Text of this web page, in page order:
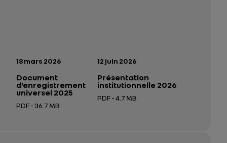
nouvel onglet
Date de publication:
18 mars 2026
Document
d’enregistrement
universel 2025
PDF - 36.7 MB
Date de publication:
12 juin 2026
Présentation
institutionnelle 2026
PDF - 4.7 MB